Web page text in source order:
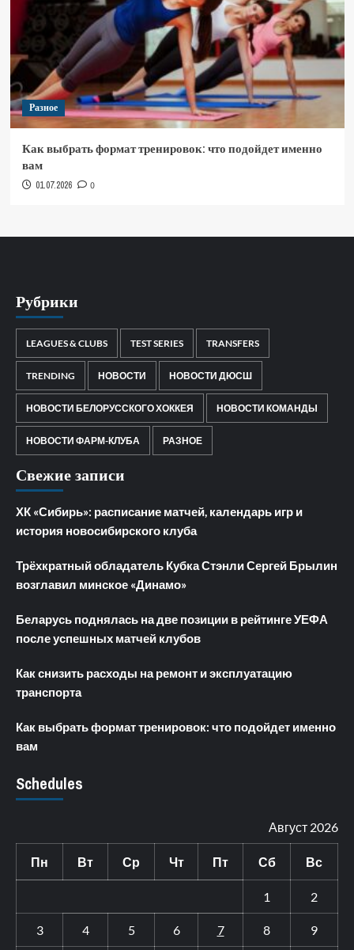
Разное
Как выбрать формат тренировок: что подойдет именно
вам
01.07.2026 0
Рубрики
LEAGUES & CLUBS TEST SERIES TRANSFERS
TRENDING НОВОСТИ НОВОСТИ ДЮСШ
НОВОСТИ БЕЛОРУССКОГО ХОККЕЯ НОВОСТИ КОМАНДЫ
НОВОСТИ ФАРМ-КЛУБА РАЗНОЕ
Свежие записи
ХК «Сибирь»: расписание матчей, календарь игр и
история новосибирского клуба
Трёхкратный обладатель Кубка Стэнли Сергей Брылин
возглавил минское «Динамо»
Беларусь поднялась на две позиции в рейтинге УЕФА
после успешных матчей клубов
Как снизить расходы на ремонт и эксплуатацию
транспорта
Как выбрать формат тренировок: что подойдет именно
вам
Schedules
Август 2026
Пн Вт Ср Чт Пт Сб Вс
1 2
3 4 5 6 7 8 9